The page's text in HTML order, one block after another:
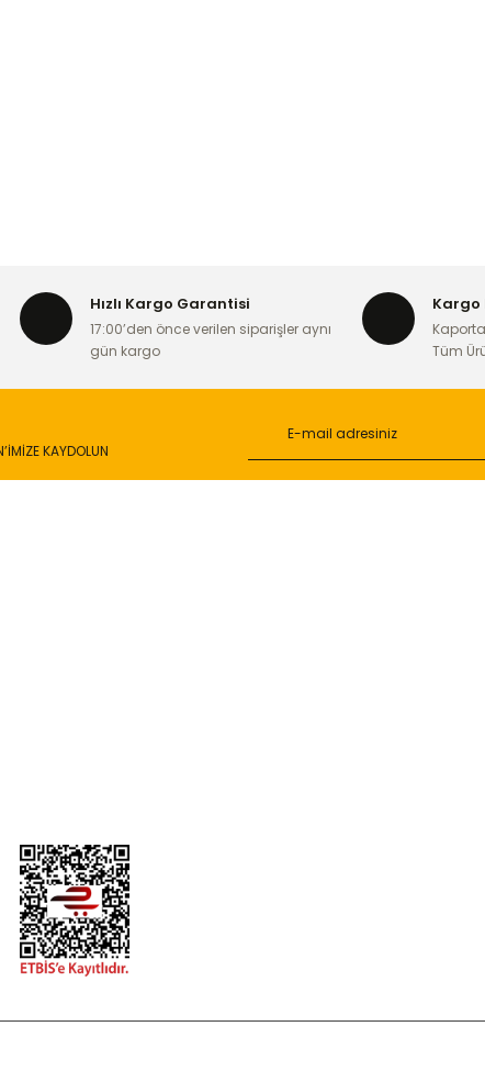
Hızlı Kargo Garantisi
17:00’den önce verilen siparişler aynı
gün kargo
Kargo
Tüm
KAYDOLUN